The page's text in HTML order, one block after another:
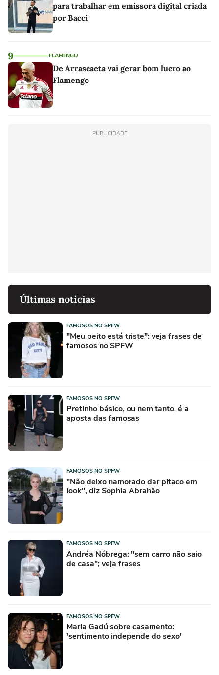
para trabalhar em emissora digital criada
por Bacci
9 FLAMENGO
De Arrascaeta vai gerar bom lucro ao
Flamengo
PUBLICIDADE
Últimas notícias
FAMOSOS NO SPFW
"Meu peito está triste": veja frases de
famosos no SPFW
FAMOSOS NO SPFW
Pretinho básico, ou nem tanto, é a
aposta das famosas
FAMOSOS NO SPFW
"Não deixo namorado dar pitaco em
look", diz Sophia Abrahão
FAMOSOS NO SPFW
Andréa Nóbrega: "sem carro não saio
de casa"; veja frases
FAMOSOS NO SPFW
Maria Gadú sobre casamento:
'sentimento independe do sexo'